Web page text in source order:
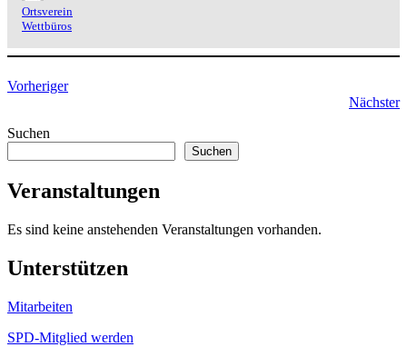
Ortsverein
Wettbüros
Vorheriger
Nächster
Suchen
Suchen
Veranstaltungen
Es sind keine anstehenden Veranstaltungen vorhanden.
Unterstützen
Mitarbeiten
SPD-Mitglied werden